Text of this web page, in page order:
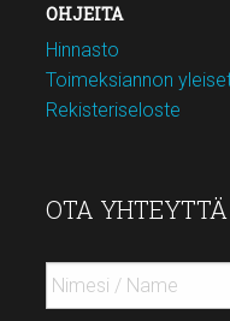
OHJEITA
Hinnasto
Toimeksiannon
Rekisteriseloste
OTA